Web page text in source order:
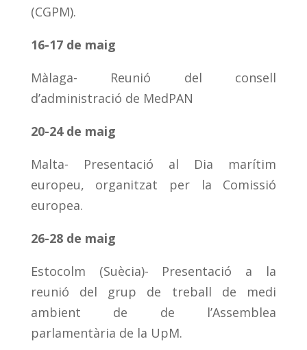
(CGPM).
16-17 de maig
Màlaga- Reunió del consell
d’administració de MedPAN
20-24 de maig
Malta- Presentació al Dia marítim
europeu, organitzat per la Comissió
europea.
26-28 de maig
Estocolm (Suècia)- Presentació a la
reunió del grup de treball de medi
ambient de de l’Assemblea
parlamentària de la UpM.